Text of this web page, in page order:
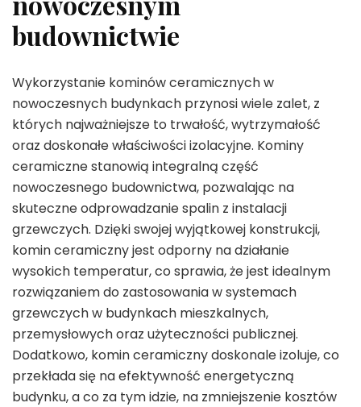
budownictwie
Wykorzystanie kominów ceramicznych w
nowoczesnych budynkach przynosi wiele zalet, z
których najważniejsze to trwałość, wytrzymałość
oraz doskonałe właściwości izolacyjne. Kominy
ceramiczne stanowią integralną część
nowoczesnego budownictwa, pozwalając na
skuteczne odprowadzanie spalin z instalacji
grzewczych. Dzięki swojej wyjątkowej konstrukcji,
komin ceramiczny jest odporny na działanie
wysokich temperatur, co sprawia, że jest idealnym
rozwiązaniem do zastosowania w systemach
grzewczych w budynkach mieszkalnych,
przemysłowych oraz użyteczności publicznej.
Dodatkowo, komin ceramiczny doskonale izoluje, co
przekłada się na efektywność energetyczną
budynku, a co za tym idzie, na zmniejszenie kosztów